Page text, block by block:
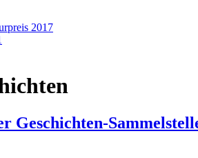
2017
Geschichten-